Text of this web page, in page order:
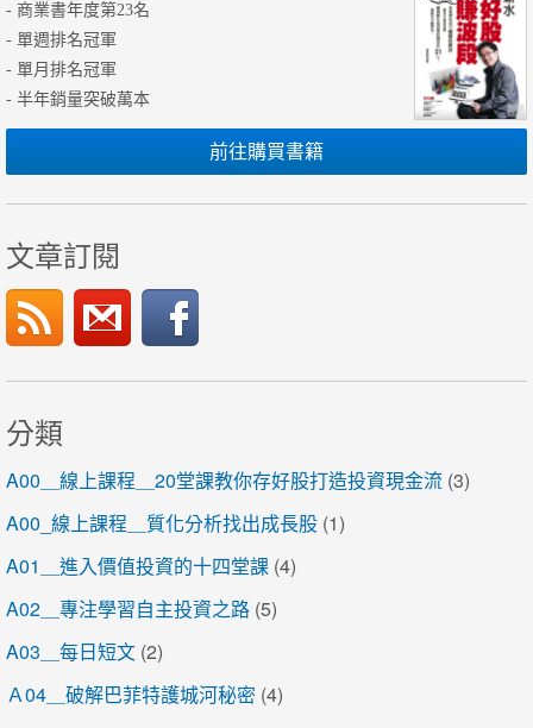
- 商業書年度第23名
- 單週排名冠軍
- 單月排名冠軍
- 半年銷量突破萬本
前往購買書籍
文章訂閱
分類
A00＿線上課程＿20堂課教你存好股打造投資現金流 (3)
A00_線上課程＿質化分析找出成長股 (1)
A01＿進入價值投資的十四堂課 (4)
A02＿專注學習自主投資之路 (5)
A03＿每日短文 (2)
Ａ04＿破解巴菲特護城河秘密 (4)